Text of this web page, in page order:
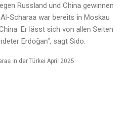
Russland und China gewinnen
Scharaa war bereits in Moskau
Er lässt sich von allen Seiten
Erdoğan“, sagt Sido.
in der Türkei April 2025